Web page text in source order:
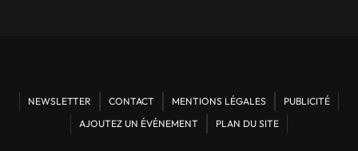
Mang'Azur 2027
les 24 et 25 avril 2027 - à Toulon
NEWSLETTER CONTACT MENTIONS LÉGALES
PUBLICITÉ
AJOUTEZ UN ÉVÉNEMENT
PLAN DU SITE